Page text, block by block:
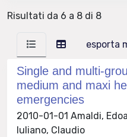
Risultati da 6 a 8 di 8
esporta
Single and multi-
medium and maxi
emergencies
2010-01-01 Amaldi,
Iuliano, Claudio